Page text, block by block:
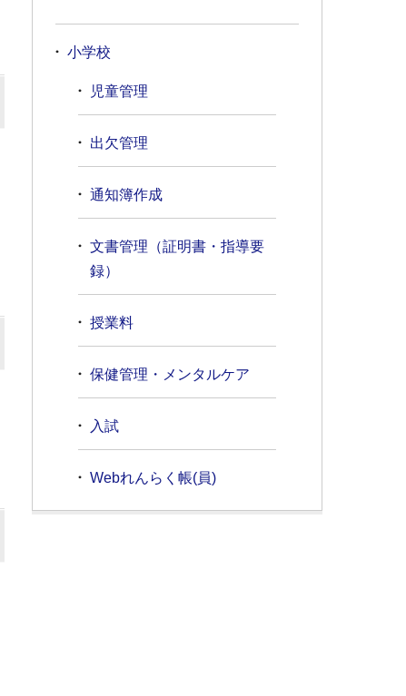
小学校
児童管理
出欠管理
通知簿作成
文書管理（証明書・指導要
録）
授業料
保健管理・メンタルケア
入試
Webれんらく帳(員)